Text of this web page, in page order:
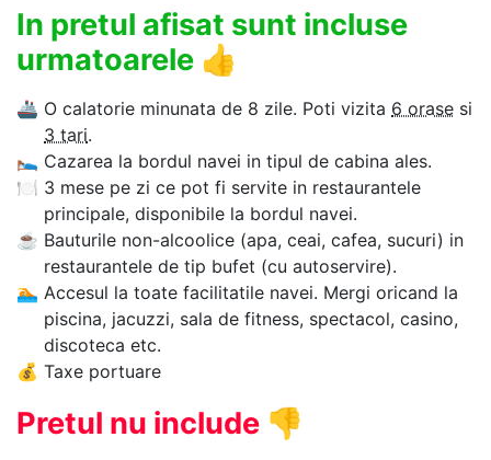
In pretul afisat sunt incluse
urmatoarele 👍
🚢 O calatorie minunata de 8 zile. Poti vizita 6 orase si
3 tari.
🛌 Cazarea la bordul navei in tipul de cabina ales.
🍽 3 mese pe zi ce pot fi servite in restaurantele
principale, disponibile la bordul navei.
☕ Bauturile non-alcoolice (apa, ceai, cafea, sucuri) in
restaurantele de tip bufet (cu autoservire).
🏊‍ Accesul la toate facilitatile navei. Mergi oricand la
piscina, jacuzzi, sala de fitness, spectacol, casino,
discoteca etc.
💰 Taxe portuare
Pretul nu include 👎